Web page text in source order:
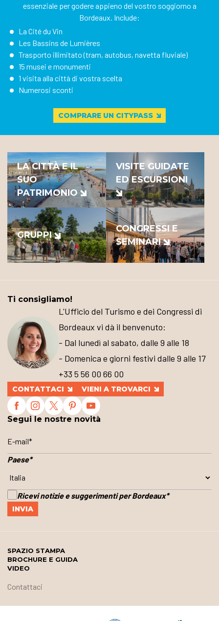
essenziale per godere appieno del vostro soggiorno a
Bordeaux. Include:
La Cité du Vin
Les Bassins de Lumières
Trasporto illimitato (tram, autobus, navetta fluviale)
15 musei e monumenti
1 visita alla città di vostra scelta
Numerosi sconti
COMPRARE UN CITYPASS
LA CITTÀ E IL
SUO
PATRIMONIO
VISITE GUIDATE
ED ESCURSIONI
GRUPPI
CONGRESSI E
SEMINARI
Ti consigliamo!
L'Ufficio del Turismo e dei Congressi di
Bordeaux vi dà il benvenuto:
- Dal lunedì al sabato, dalle 9 alle 18
- Domenica e giorni festivi dalle 9 alle 17
+33 5 56 00 66 00
CONTATTACI VIENI A TROVARCI
Segui le nostre novità
Paese*
Ricevi notizie e suggerimenti per Bordeaux*
SPAZIO STAMPA
BROCHURE E GUIDA
VIDEO
Contattaci